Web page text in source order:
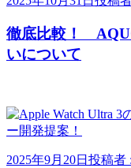
徹底比較！
いについて
2025年9月20日 投稿者